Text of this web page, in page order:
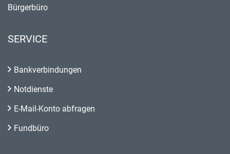
Bürgerbüro
SERVICE
Bankverbindungen
Notdienste
E-Mail-Konto abfragen
Fundbüro